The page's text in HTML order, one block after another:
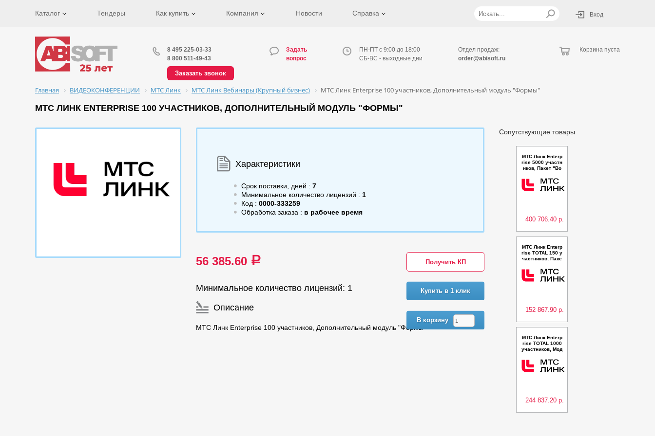
Каталог Тендеры Как купить Компания Новости Справка Вход
8 495 225-03-33
8 800 511-49-43
Заказать звонок
Задать
вопрос
ПН-ПТ с 9:00 до 18:00
СБ-ВС - выходные дни
Отдел продаж:
order@abisoft.ru
Корзина пуста
Главная ВИДЕОКОНФЕРЕНЦИИ МТС Линк МТС Линк Вебинары (Крупный бизнес) МТС Линк Enterprise 100 участников, Дополнительный модуль "Формы"
МТС ЛИНК ENTERPRISE 100 УЧАСТНИКОВ, ДОПОЛНИТЕЛЬНЫЙ МОДУЛЬ "ФОРМЫ"
Характеристики
Срок поставки, дней : 7
Минимальное количество лицензий : 1
Код : 0000-333259
Обработка заказа : в рабочее время
56 385.60 a Получить КП
Купить в 1 клик
В корзину
Минимальное количество лицензий: 1
Описание
МТС Линк Enterprise 100 участников, Дополнительный модуль "Формы"
Сопутствующие товары
МТС Линк Enterp
rise 5000 участн
иков, Пакет "Во
еление на групп
ы", 12 месяцев
400 706.40 р.
МТС Линк Enterp
rise TOTAL 150 у
частников, Паке
разделение на г
руппы", 12 меся
цев
152 867.90 р.
МТС Линк Enterp
rise TOTAL 1000
участников, Мод
й перевод", 12 м
есяцев
244 837.20 р.